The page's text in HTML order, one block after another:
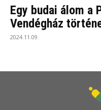
Egy budai álom a
Vendégház
2024.11.09.